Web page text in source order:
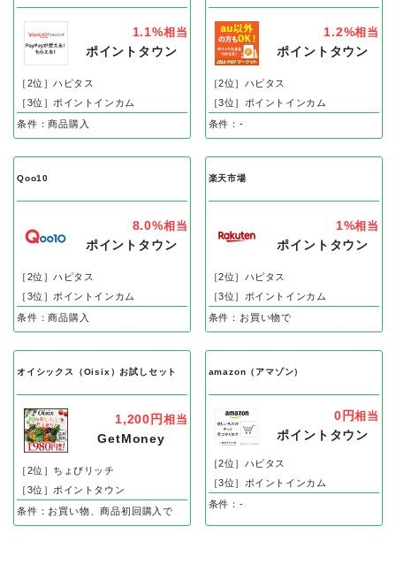
1.1%相当
ポイントタウン
［2位］ハピタス
［3位］ポイントインカム
条件：商品購入
1.2%相当
ポイントタウン
［2位］ハピタス
［3位］ポイントインカム
条件：-
Qoo10
8.0%相当
ポイントタウン
［2位］ハピタス
［3位］ポイントインカム
条件：商品購入
楽天市場
1%相当
ポイントタウン
［2位］ハピタス
［3位］ポイントインカム
条件：お買い物で
オイシックス（Oisix）お試しセット
1,200円 相当
GetMoney
［2位］ちょびリッチ
［3位］ポイントタウン
条件：お買い物、商品初回購入で
amazon（アマゾン）
0円相当
ポイントタウン
［2位］ハピタス
［3位］ポイントインカム
条件：-